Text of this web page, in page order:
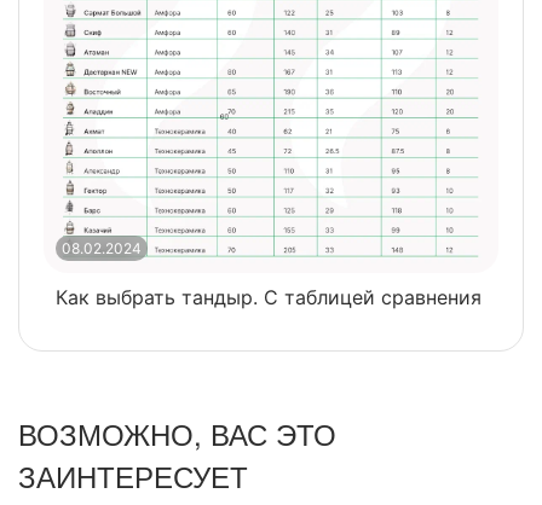
08.02.2024
Как выбрать тандыр. С таблицей сравнения
ВОЗМОЖНО, ВАС ЭТО
ЗАИНТЕРЕСУЕТ